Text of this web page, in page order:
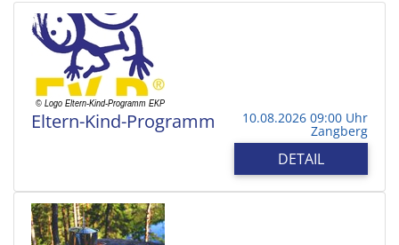
Eltern-Kind-Programm 10.08.2026 09:00 Uhr
Zangberg
DETAIL